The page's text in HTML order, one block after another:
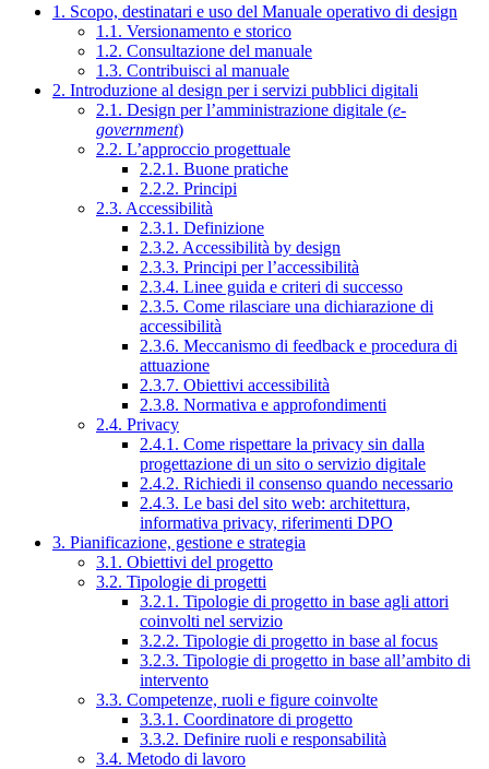
1. Scopo, destinatari e uso del Manuale operativo di design
1.1. Versionamento e storico
1.2. Consultazione del manuale
1.3. Contribuisci al manuale
2. Introduzione al design per i servizi pubblici digitali
2.1. Design per l’amministrazione digitale (e-
government)
2.2. L’approccio progettuale
2.2.1. Buone pratiche
2.2.2. Principi
2.3. Accessibilità
2.3.1. Definizione
2.3.2. Accessibilità by design
2.3.3. Principi per l’accessibilità
2.3.4. Linee guida e criteri di successo
2.3.5. Come rilasciare una dichiarazione di
accessibilità
2.3.6. Meccanismo di feedback e procedura di
attuazione
2.3.7. Obiettivi accessibilità
2.3.8. Normativa e approfondimenti
2.4. Privacy
2.4.1. Come rispettare la privacy sin dalla
progettazione di un sito o servizio digitale
2.4.2. Richiedi il consenso quando necessario
2.4.3. Le basi del sito web: architettura,
informativa privacy, riferimenti DPO
3. Pianificazione, gestione e strategia
3.1. Obiettivi del progetto
3.2. Tipologie di progetti
3.2.1. Tipologie di progetto in base agli attori
coinvolti nel servizio
3.2.2. Tipologie di progetto in base al focus
3.2.3. Tipologie di progetto in base all’ambito di
intervento
3.3. Competenze, ruoli e figure coinvolte
3.3.1. Coordinatore di progetto
3.3.2. Definire ruoli e responsabilità
3.4. Metodo di lavoro